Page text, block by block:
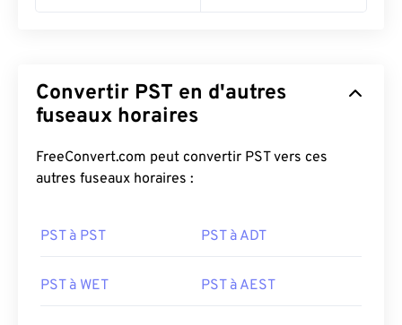
Convertir PST en d'autres
fuseaux horaires
FreeConvert.com peut convertir PST vers ces
autres fuseaux horaires :
PST à PST PST à ADT
PST à WET PST à AEST